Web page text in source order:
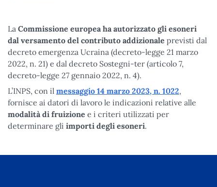
La Commissione europea ha autorizzato gli esoneri
dal versamento del contributo addizionale previsti dal
decreto emergenza Ucraina (decreto-legge 21 marzo
2022, n. 21) e dal decreto Sostegni-ter (articolo 7,
decreto-legge 27 gennaio 2022, n. 4).
L’INPS, con il messaggio 14 marzo 2023, n. 1022,
fornisce ai datori di lavoro le indicazioni relative alle
modalità di fruizione e i criteri utilizzati per
determinare gli importi degli esoneri.